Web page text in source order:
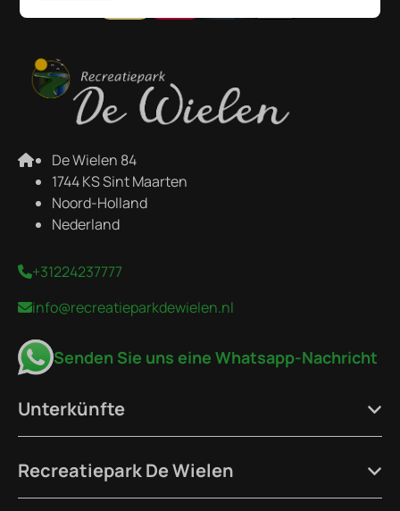
De Wielen 84
1744 KS Sint Maarten
Noord-Holland
Nederland
+31224237777
info@recreatieparkdewielen.nl
Senden Sie uns eine Whatsapp-Nachricht
Unterkünfte
Recreatiepark De Wielen